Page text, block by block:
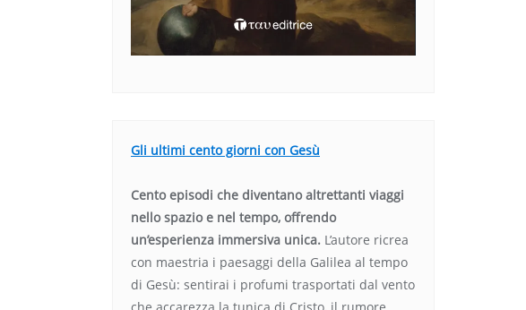
Gli ultimi cento giorni con Gesù
Cento episodi che diventano altrettanti viaggi
nello spazio e nel tempo, offrendo
un’esperienza immersiva unica. L’autore ricrea
con maestria i paesaggi della Galilea al tempo
di Gesù: sentirai i profumi trasportati dal vento
che accarezza la tunica di Cristo, il rumore